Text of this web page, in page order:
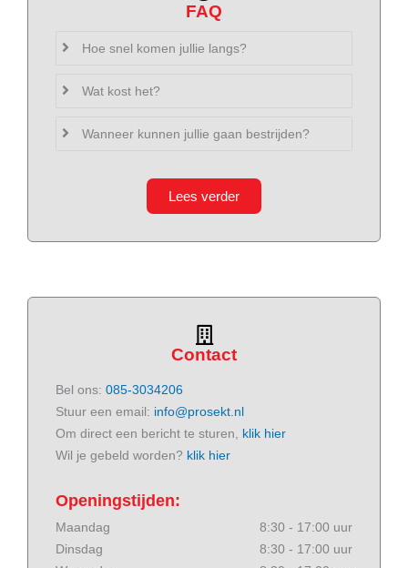
FAQ
Hoe snel komen jullie langs?
Wat kost het?
Wanneer kunnen jullie gaan bestrijden?
Lees verder
Contact
Bel ons: 085-3034206
Stuur een email: info@prosekt.nl
Om direct een bericht te sturen, klik hier
Wil je gebeld worden? klik hier
Openingstijden:
Maandag
8:30 - 17:00 uur
Dinsdag
8:30 - 17:00 uur